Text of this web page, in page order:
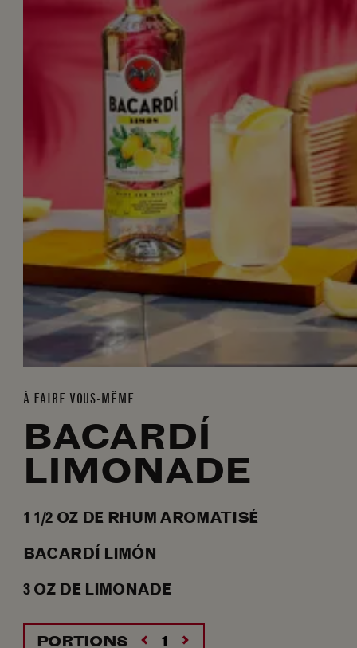
À FAIRE VOUS-MÊME
BACARDÍ
LIMONADE
1 1/2 OZ DE RHUM AROMATISÉ
BACARDÍ LIMÓN
3OZDE LIMONADE
PORTIONS